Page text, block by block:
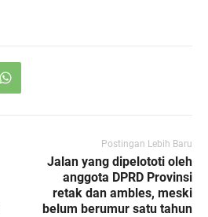
Postingan Lebih Baru
Jalan yang dipelototi oleh
anggota DPRD Provinsi
retak dan ambles, meski
belum berumur satu tahun